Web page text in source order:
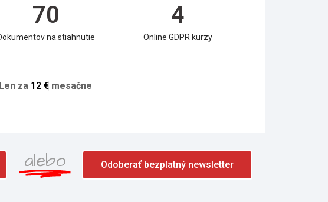
na stiahnutie
70
Online GDPR kurzy
4
Len za 1 2 € mesačne
alebo Odoberať bezplatný newsletter